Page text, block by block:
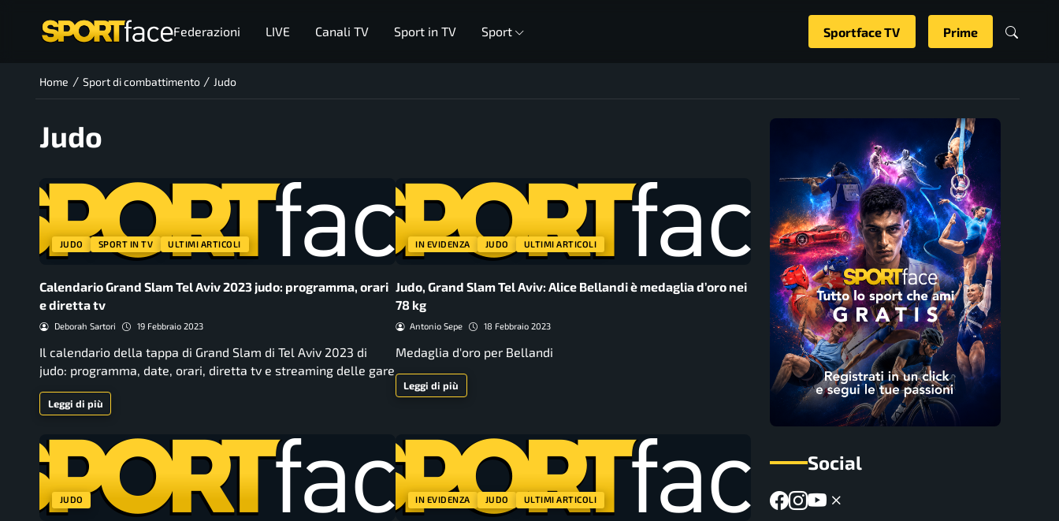
Federazioni LIVE Canali TV Sport in TV Sport Sportface TV Prime
Home / Sport di combattimento / Judo
Judo
JUDO SPORT IN TV ULTIMI ARTICOLI
Calendario Grand Slam Tel Aviv 2023 judo: programma, orari
e diretta tv
Deborah Sartori 19 Febbraio 2023
Il calendario della tappa di Grand Slam di Tel Aviv 2023 di
judo: programma, date, orari, diretta tv e streaming delle gare
Leggi di più
IN EVIDENZA JUDO ULTIMI ARTICOLI
Judo, Grand Slam Tel Aviv: Alice Bellandi è medaglia d’oro nei
78 kg
Antonio Sepe 18 Febbraio 2023
Medaglia d'oro per Bellandi
Leggi di più
JUDO IN EVIDENZA JUDO ULTIMI ARTICOLI
Social